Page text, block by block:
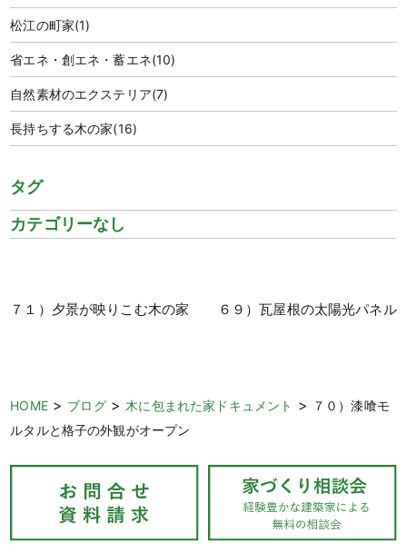
松江の町家(1)
省エネ・創エネ・蓄エネ(10)
自然素材のエクステリア(7)
長持ちする木の家(16)
タグ
カテゴリーなし
７１）夕景が映りこむ木の家 ６９）瓦屋根の太陽光パネル
HOME> ブログ>木に包まれた家ドキュメント >
７０）漆喰モ
ルタルと格子の外観がオープン